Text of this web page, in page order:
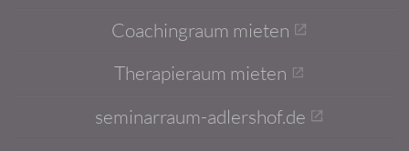
Coachingraum mieten
Therapieraum mieten
seminarraum-adlershof.de